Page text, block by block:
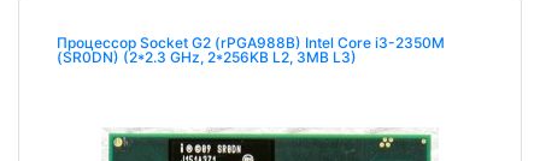
Процессор Socket G2 (rPGA988B) Intel Core i3-2350M
(SR0DN) (2*2.3 GHz, 2*256KB L2, 3MB L3)